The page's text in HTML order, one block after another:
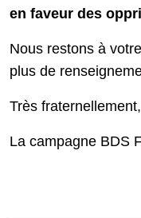
en faveur des
Nous restons à
plus de
Très fraternellement,
La campagne BDS